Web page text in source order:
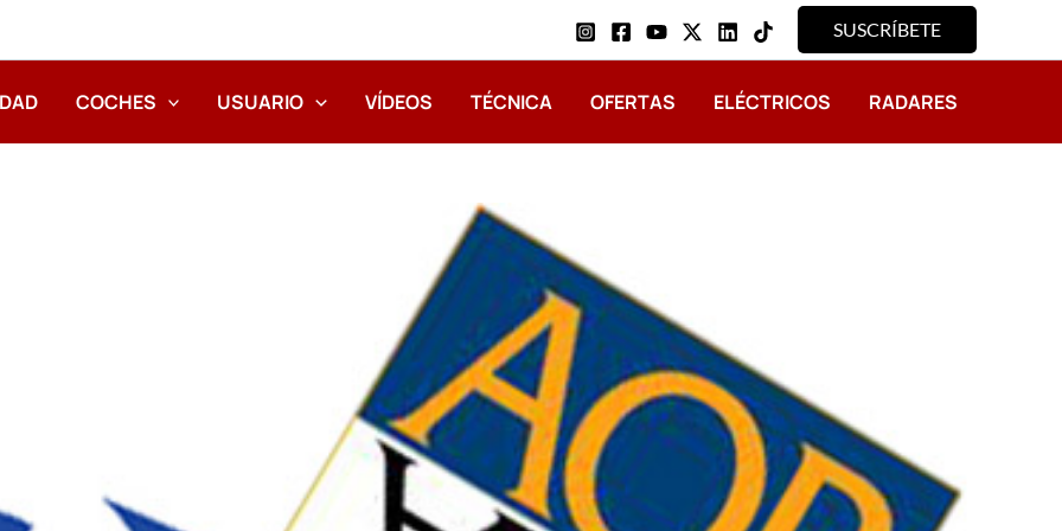
SUSCRÍBETE
COCHES USUARIO VÍDEOS TÉCNICA OFERTAS ELÉCTRICOS RADARES